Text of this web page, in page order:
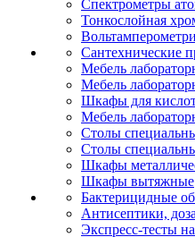
Спектрометры
Тонкослойная
Сантехнические
Мебель
Мебель
Шкафы для
Мебель
Столы
Столы
Шкафы
Шкафы вытяжные
Бактерицидные
Антисептики,
Экспресс-тесты